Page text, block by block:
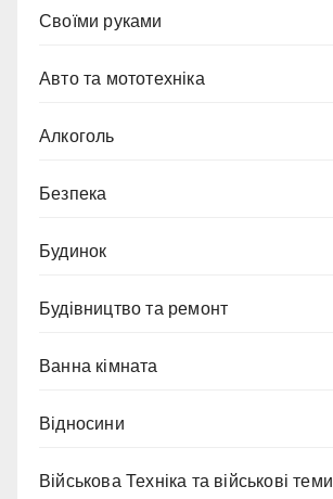
Cвоїми руками
Авто та мототехніка
Алкоголь
Безпека
Будинок
Будівництво та ремонт
Ванна кімната
Відносини
Військова Техніка та військові теми